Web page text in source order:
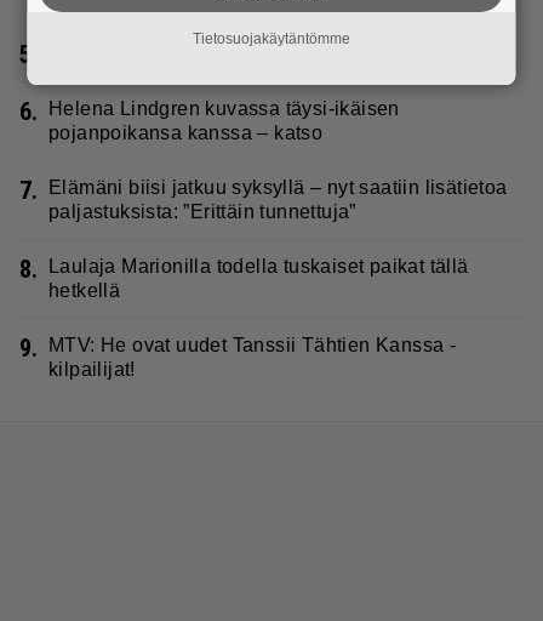
5. Rakastettu suomalainen metalliyhtye tekee paluun
6.
Helena Lindgren kuvassa täysi-ikäisen
pojanpoikansa kanssa – katso
7.
Elämäni biisi jatkuu syksyllä – nyt saatiin lisätietoa
paljastuksista: ”Erittäin tunnettuja”
8.
Laulaja Marionilla todella tuskaiset paikat tällä
hetkellä
9.
MTV: He ovat uudet Tanssii Tähtien Kanssa -
kilpailijat!
Tietosuojakäytäntömme